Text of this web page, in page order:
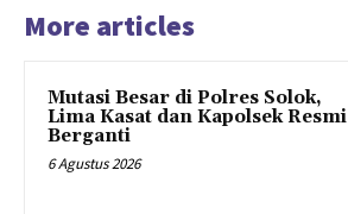
More articles
Mutasi Besar di Polres Solok,
Lima Kasat dan Kapolsek Resmi
Berganti
6 Agustus 2026